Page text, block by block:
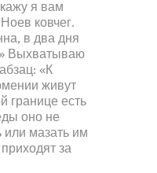
я вам
ковчег.
в два дня
Выхватываю
«К
живут
границе есть
оно не
или мазать им
за